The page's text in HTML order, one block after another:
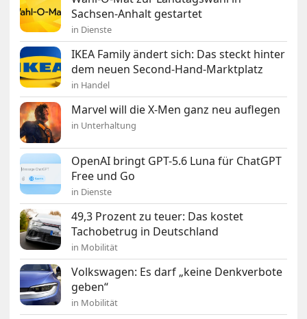
Sachsen-Anhalt gestartet
in Dienste
IKEA Family ändert sich: Das steckt hinter
dem neuen Second-Hand-Marktplatz
in Handel
Marvel will die X-Men ganz neu auflegen
in Unterhaltung
OpenAI bringt GPT-5.6 Luna für ChatGPT
Free und Go
in Dienste
49,3 Prozent zu teuer: Das kostet
Tachobetrug in Deutschland
in Mobilität
Volkswagen: Es darf „keine Denkverbote
geben“
in Mobilität